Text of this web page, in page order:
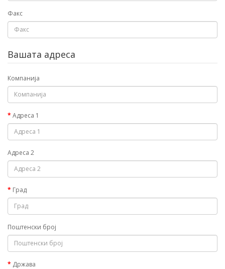
Факс
Вашата адреса
Компанија
Адреса 1
Адреса 2
Град
Поштенски број
Држава